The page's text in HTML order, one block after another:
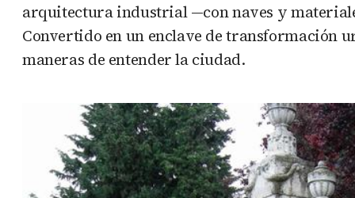
arquitectura industrial —con naves y
Convertido en un enclave de transformación
maneras de entender la ciudad.